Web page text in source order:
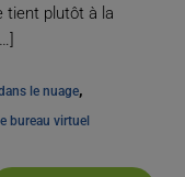
tient plutôt à la
le nuage
bureau virtuel